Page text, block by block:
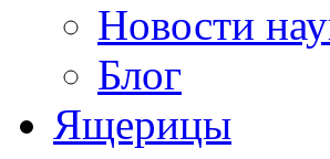
Новости
Блог
Ящерицы